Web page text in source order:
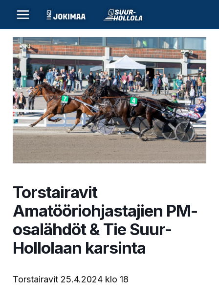
sisältöön
Torstairavit
Amatööriohjastajien PM-
osalähdöt & Tie Suur-
Hollolaan karsinta
Torstairavit 25.4.2024 klo 18